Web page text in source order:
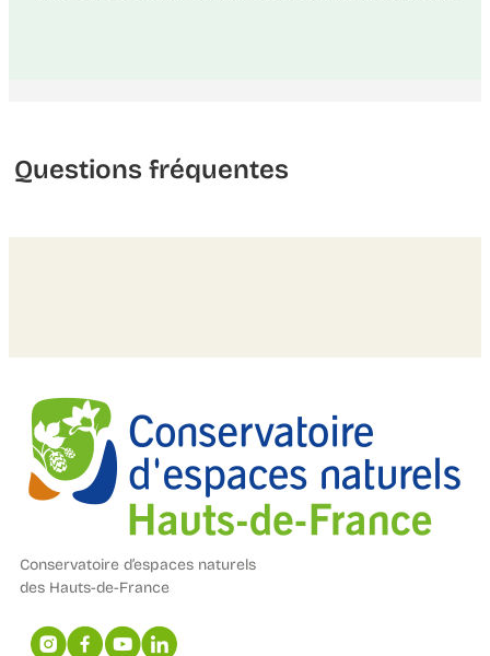
Questions fréquentes
Conservatoire d’espaces naturels
des Hauts-de-France